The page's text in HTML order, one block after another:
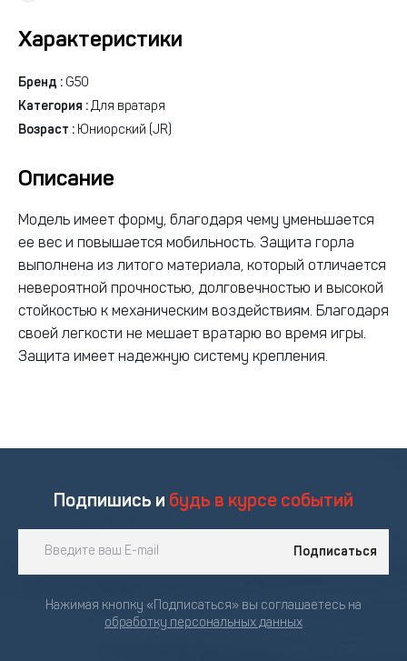
Характеристики
Бренд : G50
Категория : Для вратаря
Возраст : Юниорский (JR)
Описание
Модель имеет форму, благодаря чему уменьшается
ее вес и повышается мобильность. Защита горла
выполнена из литого материала, который отличается
невероятной прочностью, долговечностью и высокой
стойкостью к механическим воздействиям. Благодаря
своей легкости не мешает вратарю во время игры.
Защита имеет надежную систему крепления.
Подпишись и будь в курсе событий
Подписаться
Нажимая кнопку «Подписаться» вы соглашаетесь на
обработку персональных данных